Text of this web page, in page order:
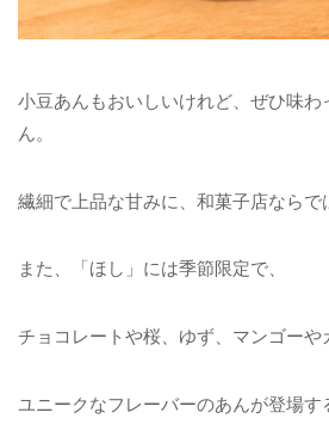
小豆あんもおいしいけれど、ぜひ味わ
ん。
繊細で上品な甘みに、和菓子店ならで
また、「ほし」には季節限定で、
チョコレートや桜、ゆず、マンゴーや
ユニークなフレーバーのあんが登場す